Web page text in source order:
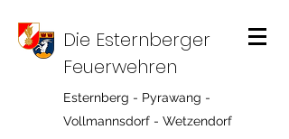
Die Esternberger
Feuerwehren
Esternberg - Pyrawang -
Vollmannsdorf - Wetzendorf